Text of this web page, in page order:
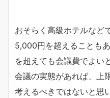
おそらく高級ホテルなど
5,000円を超えることも
を超えても会議費でよい
会議の実態があれば、上
考えるべきではないと思